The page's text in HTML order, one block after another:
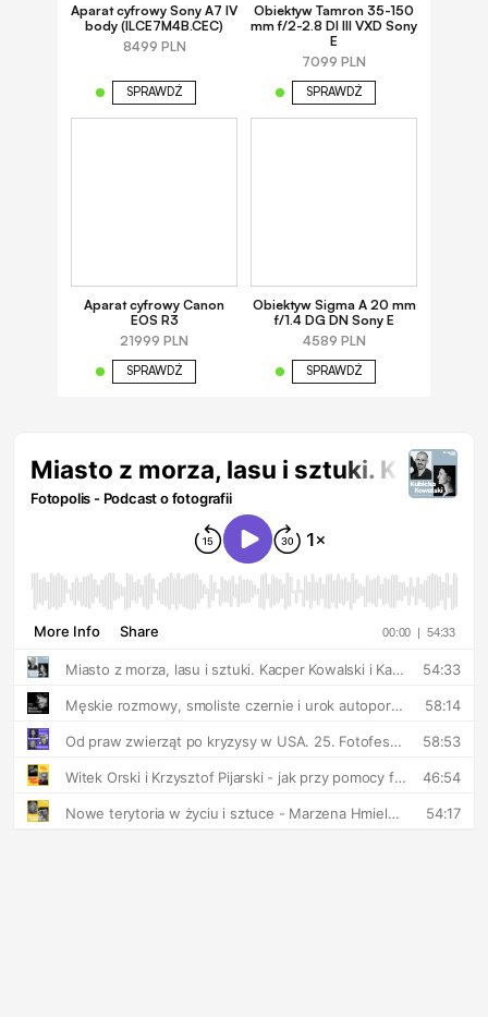
Aparat cyfrowy Sony A7 IV
body (ILCE7M4B.CEC)
8499 PLN
SPRAWDŹ
Obiektyw Tamron 35-150
mm f/2-2.8 DI III VXD Sony
E
7099 PLN
SPRAWDŹ
Aparat cyfrowy Canon
EOS R3
21999 PLN
SPRAWDŹ
Obiektyw Sigma A 20 mm
f/1.4 DG DN Sony E
4589 PLN
SPRAWDŹ